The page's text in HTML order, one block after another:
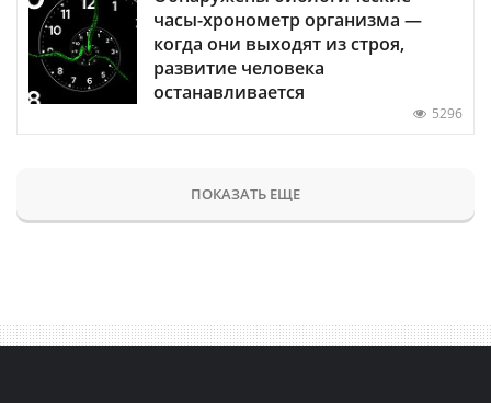
часы-хронометр организма —
когда они выходят из строя,
развитие человека
останавливается
5296
ПОКАЗАТЬ ЕЩЕ